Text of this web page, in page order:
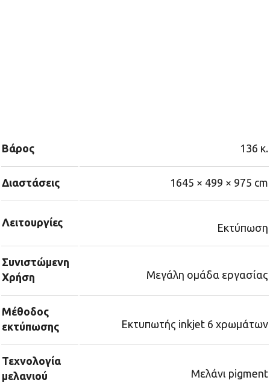
Βάρος 136 κ.
Διαστάσεις 1645 × 499 × 975 cm
Λειτουργίες Εκτύπωση
Συνιστώμενη
Χρήση
Μεγάλη ομάδα εργασίας
Μέθοδος
εκτύπωσης
Εκτυπωτής inkjet 6 χρωμάτων
Τεχνολογία
μελανιού
Μελάνι pigment